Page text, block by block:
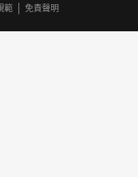
範 免責聲明